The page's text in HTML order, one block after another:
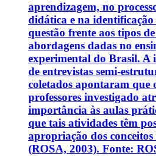
aprendizagem, no
didática e na
questão frente aos tipos
abordagens dadas no
experimental do Brasil. A
de entrevistas semi-
coletados apontaram que
professores investigado
importância às aulas
que tais atividades têm
apropriação dos conceitos
(ROSA, 2003). Fonte: